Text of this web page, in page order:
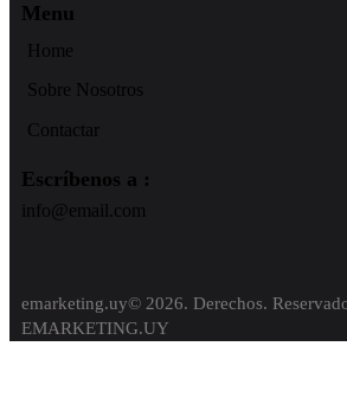
Menu
Home
Sobre Nosotros
Contactar
Escríbenos a :
info@email.com
emarketing.uy© 2026. Derechos.
EMARKETING.UY